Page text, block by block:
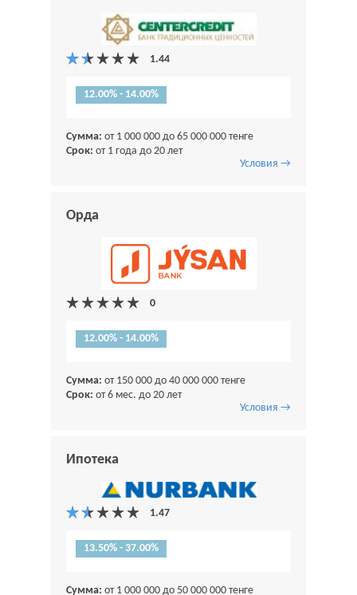
12.00% - 14.00%
Сумма: от 1 000 000 до 65 000 000 тенге
Срок: от 1 года до 20 лет
Условия →
Орда
12.00% - 14.00%
Сумма: от 150 000 до 40 000 000 тенге
Срок: от 6 мес. до 20 лет
Условия →
Ипотека
13.50% - 37.00%
Сумма: от 1 000 000 до 50 000 000 тенге